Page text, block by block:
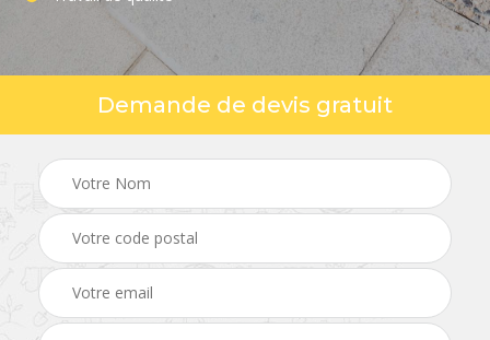
Demande de devis gratuit